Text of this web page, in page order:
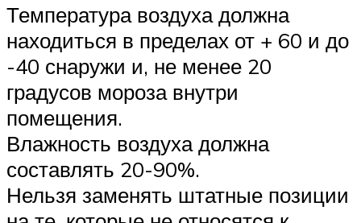
Температура воздуха должна
находиться в пределах от + 60 и до
-40 снаружи и, не менее 20
градусов мороза внутри
помещения.
Влажность воздуха должна
составлять 20-90%.
Нельзя заменять штатные позиции